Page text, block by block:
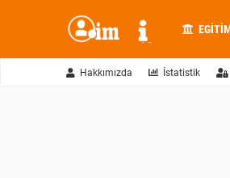
Hakkımızda İstatistik